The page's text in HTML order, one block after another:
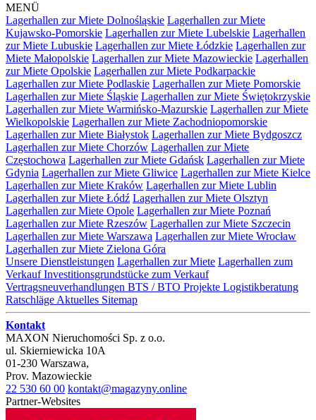
MENÜ
Lagerhallen zur Miete Dolnośląskie Lagerhallen zur Miete
Kujawsko-Pomorskie Lagerhallen zur Miete Lubelskie Lagerhallen
zur Miete Lubuskie Lagerhallen zur Miete Łódzkie Lagerhallen zur
Miete Małopolskie Lagerhallen zur Miete Mazowieckie Lagerhallen
zur Miete Opolskie Lagerhallen zur Miete Podkarpackie
Lagerhallen zur Miete Podlaskie Lagerhallen zur Miete Pomorskie
Lagerhallen zur Miete Śląskie Lagerhallen zur Miete Świętokrzyskie
Lagerhallen zur Miete Warmińsko-Mazurskie Lagerhallen zur Miete
Wielkopolskie Lagerhallen zur Miete Zachodniopomorskie
Lagerhallen zur Miete Białystok Lagerhallen zur Miete Bydgoszcz
Lagerhallen zur Miete Chorzów Lagerhallen zur Miete
Częstochowa Lagerhallen zur Miete Gdańsk Lagerhallen zur Miete
Gdynia Lagerhallen zur Miete Gliwice Lagerhallen zur Miete Kielce
Lagerhallen zur Miete Kraków Lagerhallen zur Miete Lublin
Lagerhallen zur Miete Łódź Lagerhallen zur Miete Olsztyn
Lagerhallen zur Miete Opole Lagerhallen zur Miete Poznań
Lagerhallen zur Miete Rzeszów Lagerhallen zur Miete Szczecin
Lagerhallen zur Miete Warszawa Lagerhallen zur Miete Wrocław
Lagerhallen zur Miete Zielona Góra
Unsere Dienstleistungen Lagerhallen zur Miete Lagerhallen zum
VerkaufInvestitionsgrundstücke zum Verkauf
Vertragsneuverhandlungen BTS / BTO Projekte Logistikberatung
RatschlägeAktuelles Sitemap
Kontakt
MAXON Nieruchomości Sp. z o.o.
ul. Skierniewicka 10A
01-230 Warszawa,
Prov. Mazowieckie
22 530 60 00 kontakt@magazyny.online
Partner-Websites